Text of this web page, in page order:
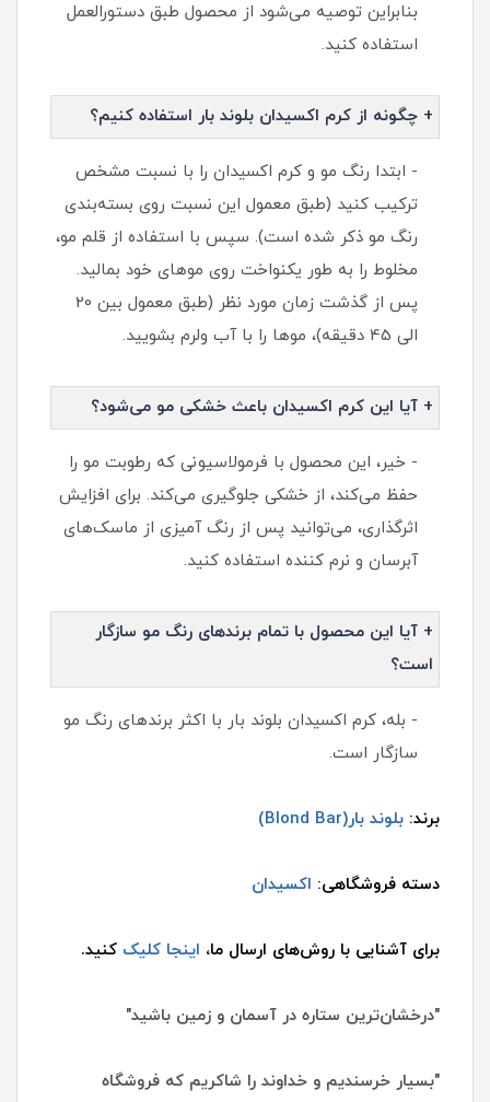
بنابراین توصیه می‌شود از محصول طبق دستورالعمل
استفاده کنید.
+ چگونه از کرم اکسیدان بلوند بار استفاده کنیم؟
- ابتدا رنگ مو و کرم اکسیدان را با نسبت مشخص
ترکیب کنید (طبق معمول این نسبت روی بسته‌بندی
رنگ مو ذکر شده است). سپس با استفاده از قلم مو،
مخلوط را به طور یکنواخت روی موهای خود بمالید.
پس از گذشت زمان مورد نظر (طبق معمول بین 20
الی 45 دقیقه)، موها را با آب ولرم بشویید.
+ آیا این کرم اکسیدان باعث خشکی مو می‌شود؟
- خیر، این محصول با فرمولاسیونی که رطوبت مو را
حفظ می‌کند، از خشکی جلوگیری می‌کند. برای افزایش
اثرگذاری، می‌توانید پس از رنگ آمیزی از ماسک‌های
آبرسان و نرم کننده استفاده کنید.
+ آیا این محصول با تمام برندهای رنگ مو سازگار
است؟
- بله، کرم اکسیدان بلوند بار با اکثر برندهای رنگ مو
سازگار است.
برند: بلوند بار(Blond Bar)
دسته فروشگاهی: اکسیدان
برای آشنایی با روش‌های ارسال ما، اینجا کلیک کنید.
"درخشان‌ترین ستاره در آسمان و زمین باشید"
"بسیار خرسندیم و خداوند را شاکریم که فروشگاه